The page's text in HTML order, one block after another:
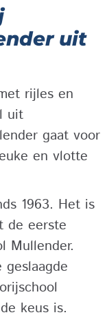
uit
rijles en
uit
gaat voor
en vlotte
1963. Het is
de eerste
Mullender.
keus is.